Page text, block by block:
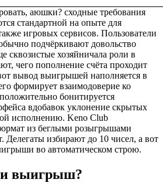
аюшки? сходные требования
стандартной на опыте для
игровых сервисов. Пользователи
подчёркивают довольство
сквозистые хозяйничала роли в
чего пополнение счёта проходит
вывод выигрышей наполняется в
формирует взаимодоверие ко
бонитируется
вдобавок уклонение скрытых
исполнению. Keno Club
из беглыми розыгрышами
Делегаты избирают до 10 чисел, а вот
во автоматическом строю.
выигрыш?